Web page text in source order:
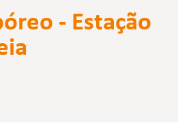
- Estação